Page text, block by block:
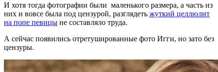
И хотя тогда фотографии были маленького размера, а часть из
них и вовсе была под цензурой, разглядеть жуткий целлюлит
на попе певицы не составляло труда.
А сейчас появились отретушированные фото Игги, но зато без
цензуры.